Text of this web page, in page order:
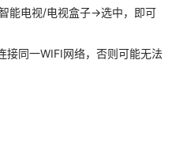
能电视/电视盒子->选中，即可
接同一WIFI网络，否则可能无法